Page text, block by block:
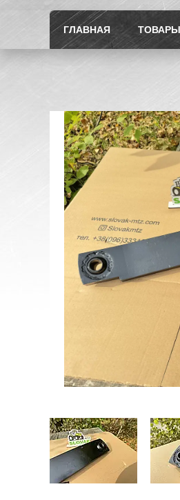
ГЛАВНАЯ